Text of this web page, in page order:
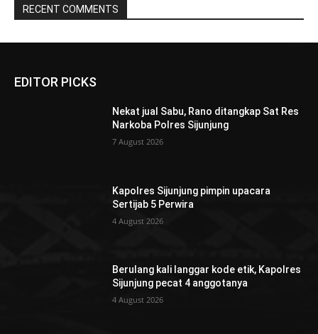
RECENT COMMENTS
EDITOR PICKS
Nekat jual Sabu, Rano ditangkap Sat Res
Narkoba Polres Sijunjung
7 August 2026
Kapolres Sijunjung pimpin upacara
Sertijab 5 Perwira
4 August 2026
Berulang kali langgar kode etik, Kapolres
Sijunjung pecat 4 anggotanya
4 August 2026